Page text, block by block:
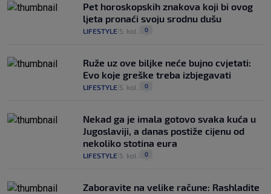
Pet horoskopskih znakova koji bi ovog
ljeta pronaći svoju srodnu dušu
LIFESTYLE 5. kol. 0
Ruže uz ove biljke neće bujno cvjetati:
Evo koje greške treba izbjegavati
LIFESTYLE 5. kol. 0
Nekad ga je imala gotovo svaka kuća u
Jugoslaviji, a danas postiže cijenu od
nekoliko stotina eura
LIFESTYLE 5. kol. 0
Zaboravite na velike račune: Rashladite